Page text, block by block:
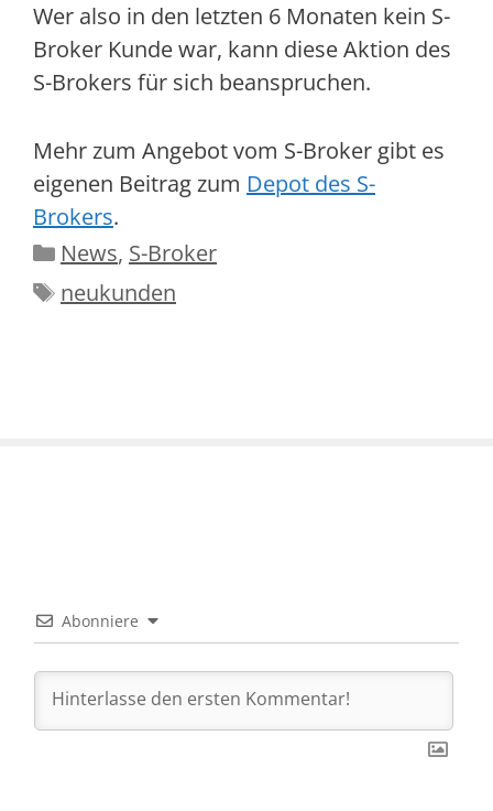
Wer also in den letzten 6 Monaten kein S-
Broker Kunde war, kann diese Aktion des
S-Brokers für sich beanspruchen.
Mehr zum Angebot vom S-Broker gibt es
eigenen Beitrag zum Depot des S-
Brokers.
Kategorien
News, S-Broker
Schlagwörter
neukunden
Abonniere